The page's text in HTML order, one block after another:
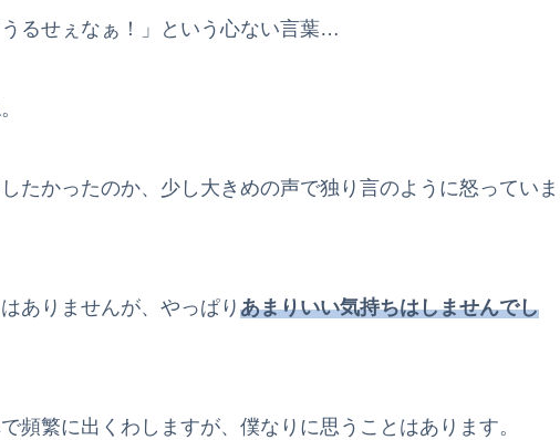
るせぇなぁ！」という心ない言葉…
たかったのか、少し大きめの声で独り言のように怒っていま
ありませんが、やっぱり あまりいい気持ちはしませんでし
頻繁に出くわしますが、僕なりに思うことはあります。